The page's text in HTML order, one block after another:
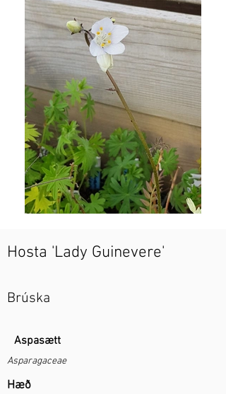
Hosta 'Lady Guinevere'
Brúska
Aspasætt
Asparagaceae
Hæð